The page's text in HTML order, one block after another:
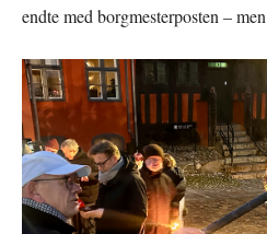
endte med borgmesterposten – men